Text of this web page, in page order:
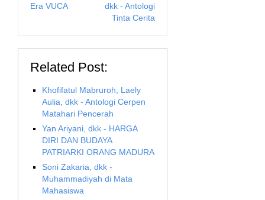
Era VUCA
dkk - Antologi
Tinta Cerita
Related Post:
Khofifatul Mabruroh, Laely
Aulia, dkk - Antologi Cerpen
Matahari Pencerah
Yan Ariyani, dkk - HARGA
DIRI DAN BUDAYA
PATRIARKI ORANG MADURA
Soni Zakaria, dkk -
Muhammadiyah di Mata
Mahasiswa